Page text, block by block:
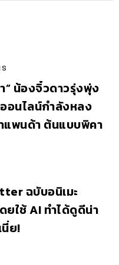
” น้องจิ๋วดาวรุ่งพุ่ง
อนไลน์กำลังหลง
แพนด้า ต้นแบบพิคา
ฉบับอนิเมะ
ยใช้ AI ทำได้ดูดีน่า
ย!